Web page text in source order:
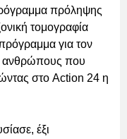
πρόληψης
τομογραφία
για τον
ανθρώπους που
στο Action 24 η
έξι